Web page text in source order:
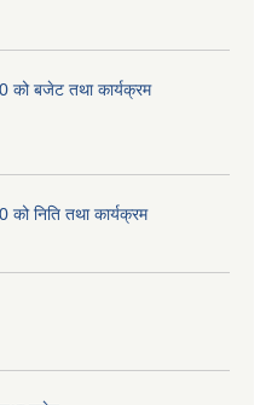
को बजेट तथा कार्यक्रम
निति तथा कार्यक्रम